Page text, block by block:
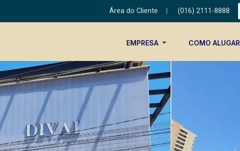
Área do Cliente (016) 2111-8888
EMPRESA COMO ALUGAR